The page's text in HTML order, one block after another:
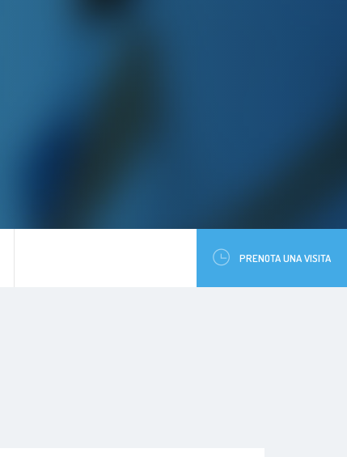
PRENOTA UNA VISITA